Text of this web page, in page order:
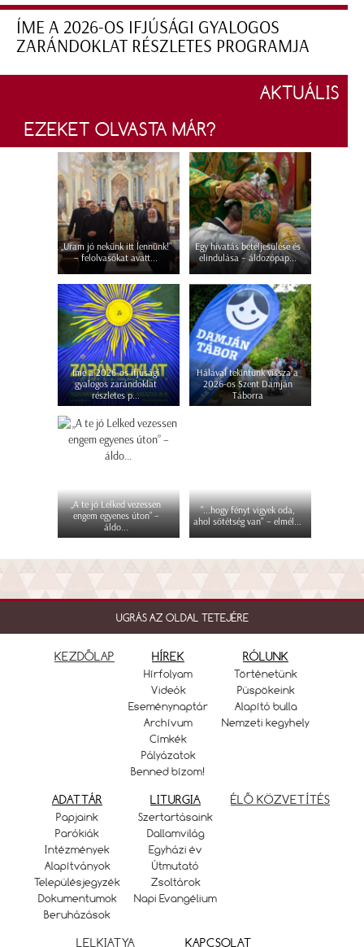
ÍME A 2026-OS IFJÚSÁGI GYALOGOS
ZARÁNDOKLAT RÉSZLETES PROGRAMJA
AKTUÁLIS
EZEKET OLVASTA MÁR?
„Uram jó nekünk itt lennünk!”
– felolvasókat avatt...
Egy hivatás beteljesülése és
elindulása – áldozópap...
Íme a 2026-os ifjúsági
gyalogos zarándoklat
részletes p...
Hálával tekintünk vissza a
2026-os Szent Damján
Táborra
„A te jó Lelked vezessen
engem egyenes úton” –
áldo...
"...hogy fényt vigyek oda,
ahol sötétség van" – elmél...
UGRÁS AZ OLDAL TETEJÉRE
KEZDŐLAP HÍREK
Hírfolyam
Videók
Eseménynaptár
Archívum
Címkék
Pályázatok
Benned bízom!
RÓLUNK
Történetünk
Püspökeink
Alapító bulla
Nemzeti kegyhely
ADATTÁR
Papjaink
Parókiák
Intézmények
Alapítványok
Településjegyzék
Dokumentumok
Beruházások
LITURGIA
Szertartásaink
Dallamvilág
Egyházi év
Útmutató
Zsoltárok
Napi Evangélium
ÉLŐ KÖZVETÍTÉS
LELKIATYA KAPCSOLAT